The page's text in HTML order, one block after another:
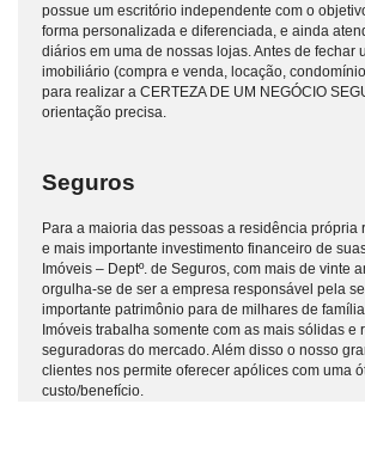
possue um escritório independente com o
forma personalizada e diferenciada, e ainda
diários em uma de nossas lojas. Antes de fechar
imobiliário (compra e venda, locação,
para realizar a CERTEZA DE UM NEGÓCIO
orientação precisa.
Seguros
Para a maioria das pessoas a residência própria
e mais importante investimento financeiro de
Imóveis – Deptº. de Seguros, com mais de vinte
orgulha-se de ser a empresa responsável pela
importante patrimônio para de milhares de
Imóveis trabalha somente com as mais sólidas e
seguradoras do mercado. Além disso o nosso
clientes nos permite oferecer apólices com uma
custo/benefício.